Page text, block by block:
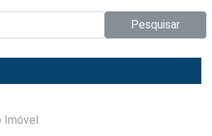
Pesquisar
Imóvel